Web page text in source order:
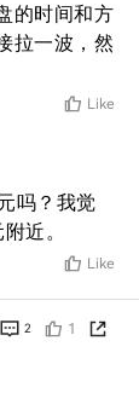
的时间和方
拉一波，然
Like
吗？我觉
近。
Like
2 1